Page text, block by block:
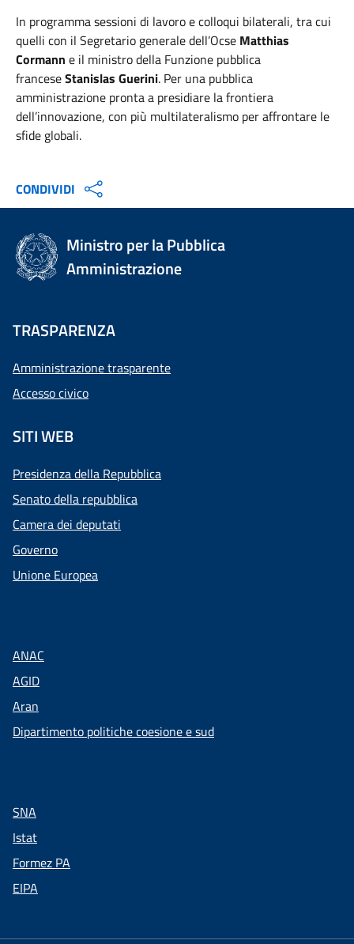
In programma sessioni di lavoro e colloqui bilaterali, tra cui
quelli con il Segretario generale dell’Ocse Matthias
Cormann e il ministro della Funzione pubblica
franceseStanislas Guerini. Per una pubblica
amministrazione pronta a presidiare la frontiera
dell’innovazione, con più multilateralismo per affrontare le
sfide globali.
CONDIVIDI
Ministro per la Pubblica
Amministrazione
TRASPARENZA
Amministrazione trasparente
Accesso civico
SITI WEB
Presidenza della Repubblica
Senato della repubblica
Camera dei deputati
Governo
Unione Europea
ANAC
AGID
Aran
Dipartimento politiche coesione e sud
SNA
Istat
Formez PA
EIPA